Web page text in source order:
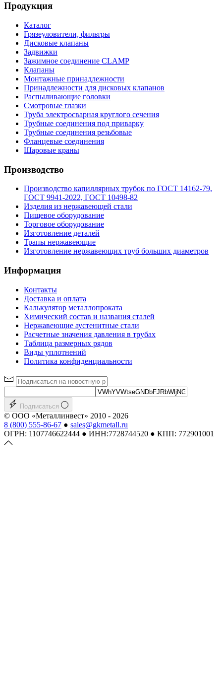
Продукция
Каталог
Грязеуловители, фильтры
Дисковые клапаны
Задвижки
Зажимное соединение CLAMP
Клапаны
Монтажные принадлежности
Принадлежности для дисковых клапанов
Распыливающие головки
Смотровые глазки
Труба электросварная круглого сечения
Трубные соединения под приварку
Трубные соединения резьбовые
Фланцевые соединения
Шаровые краны
Производство
Производство капиллярных трубок по ГОСТ 14162-79,
ГОСТ 9941-2022, ГОСТ 10498-82
Изделия из нержавеющей стали
Пищевое оборудование
Торговое оборудование
Изготовление деталей
Трапы нержавеющие
Изготовление нержавеющих труб больших диаметров
Информация
Контакты
Доставка и оплата
Калькулятор металлопроката
Химический состав и названия сталей
Нержавеющие аустенитные стали
Расчетные значения давления в трубах
Таблица размерных рядов
Виды уплотнений
Политика конфиденциальности
Подписаться
© ООО «Металлинвест» 2010 - 2026
8 (800) 555-86-67 ● sales@gkmetall.ru
ОГРН: 1107746622444 ● ИНН:7728744520 ● КПП: 772901001